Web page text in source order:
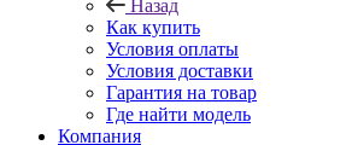
Назад
Как купить
Условия оплаты
Условия доставки
Гарантия на товар
Где найти модель
Компания